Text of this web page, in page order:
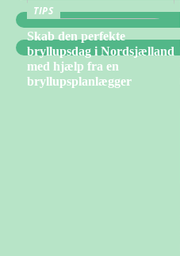
TIPS
Skab den perfekte
bryllupsdag i Nordsjælland
med hjælp fra en
bryllupsplanlægger